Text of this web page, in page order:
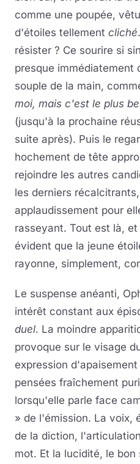
comme une poupée,
d'étoiles tellement cliché
résister ? Ce sourire si
presque immédiatement
souple de la main,
moi, mais c'est le plus
(jusqu'à la prochaine
suite après). Puis le
hochement de tête
rejoindre les autres
les derniers
applaudissement pour
rasseyant. Tout est là,
évident que la jeune
rayonne, simplement,
Le suspense anéanti,
intérêt constant aux
duel. La moindre
provoque sur le visage
expression
pensées fraîchement
lorsqu'elle parle face
» de l'émission. La voix,
de la diction,
mot. Et la lucidité, le bon